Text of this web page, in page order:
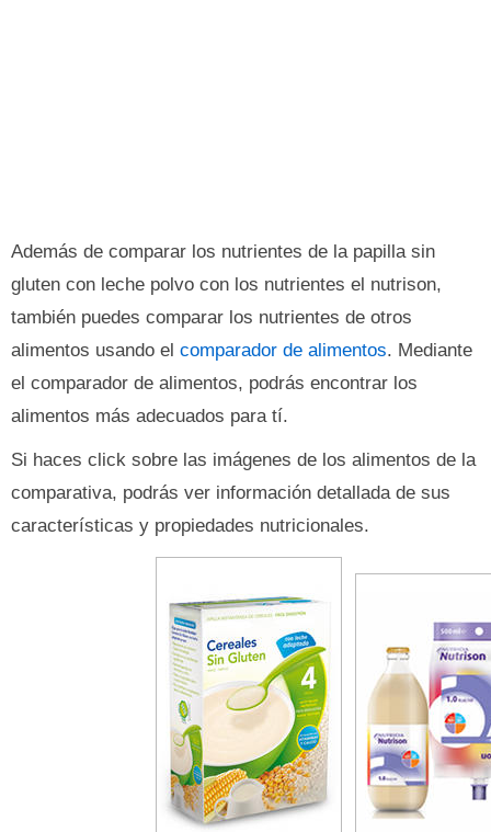
Además de comparar los nutrientes de la papilla sin
gluten con leche polvo con los nutrientes el nutrison,
también puedes comparar los nutrientes de otros
alimentos usando el comparador de alimentos. Mediante
el comparador de alimentos, podrás encontrar los
alimentos más adecuados para tí.
Si haces click sobre las imágenes de los alimentos de la
comparativa, podrás ver información detallada de sus
características y propiedades nutricionales.